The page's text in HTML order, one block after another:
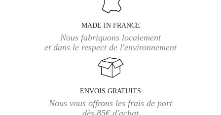
MADE IN FRANCE
Nous fabriquons localement
et dans le respect de l'environnement
ENVOIS GRATUITS
Nous vous offrons les frais de port
dès 85€ d'achat